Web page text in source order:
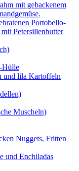
mit gebackenem
Portobello-
Petersilienbutter
Hülle
und lila Kartoffeln
Muscheln)
Nuggets, Fritten
und Enchiladas